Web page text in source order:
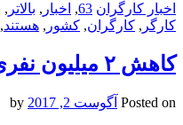
اخبار کارگران 63
, اخبار , بالاتر ,
کارگر , کارگران, کشور , هستند,
کاهش ۲ میلیون نفری تعداد بیکاران اروپایی
Posted on آگوست 2, 2017